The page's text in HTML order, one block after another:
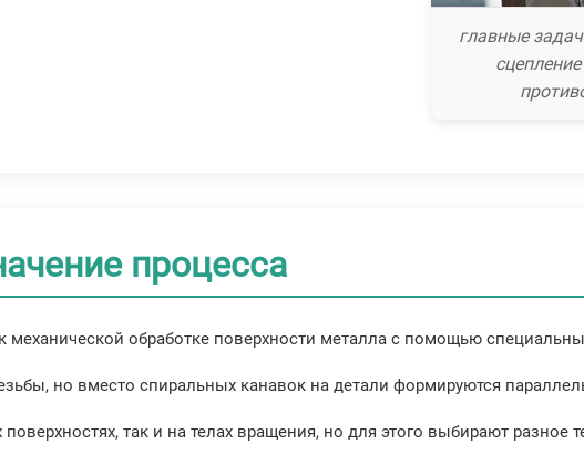
главные
процесса
механической обработке поверхности металла с помощью
но вместо спиральных канавок на детали формируются
так и на телах вращения, но для этого выбирают разное